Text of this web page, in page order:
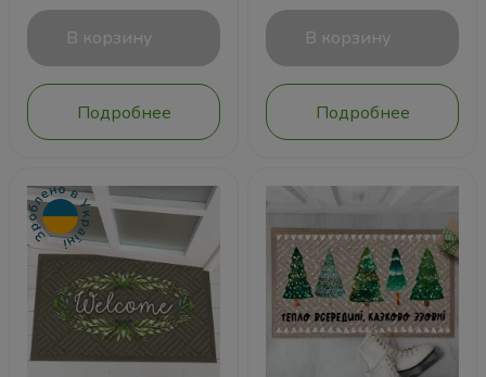
В корзину
Подробнее
В корзину
Подробнее